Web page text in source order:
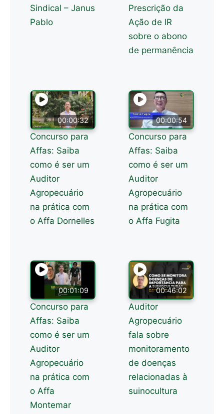
Sindical – Janus
Pablo
Prescrição da
Ação de IR
sobre o abono
de permanência
00:00:32
Concurso para
Affas: Saiba
como é ser um
Auditor
Agropecuário
na prática com
o Affa Dornelles
00:00:54
Concurso para
Affas: Saiba
como é ser um
Auditor
Agropecuário
na prática com
o Affa Fugita
00:01:09
Concurso para
Affas: Saiba
como é ser um
Auditor
Agropecuário
na prática com
o Affa
Montemar
00:46:02
Auditor
Agropecuário
fala sobre
monitoramento
de doenças
relacionadas à
suinocultura